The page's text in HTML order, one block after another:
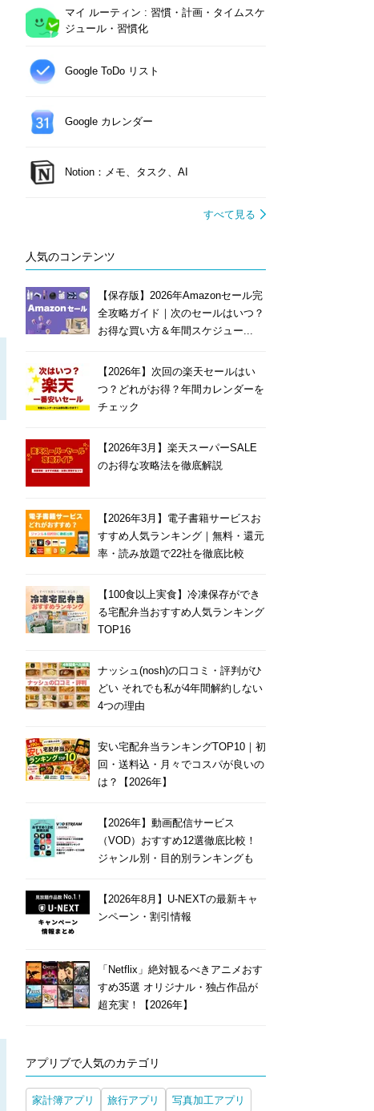
マイ ルーティン : 習慣・計画・タイムスケ
ジュール・習慣化
Google ToDo リスト
Google カレンダー
Notion：メモ、タスク、AI
すべて見る
人気のコンテンツ
【保存版】2026年Amazonセール完
全攻略ガイド｜次のセールはいつ？
お得な買い方＆年間スケジュー...
【2026年】次回の楽天セールはい
つ？どれがお得？年間カレンダーを
チェック
【2026年3月】楽天スーパーSALE
のお得な攻略法を徹底解説
【2026年3月】電子書籍サービスお
すすめ人気ランキング｜無料・還元
率・読み放題で22社を徹底比較
【100食以上実食】冷凍保存ができ
る宅配弁当おすすめ人気ランキング
TOP16
ナッシュ(nosh)の口コミ・評判がひ
どい それでも私が4年間解約しない
4つの理由
安い宅配弁当ランキングTOP10｜初
回・送料込・月々でコスパが良いの
は？【2026年】
【2026年】動画配信サービス
（VOD）おすすめ12選徹底比較！
ジャンル別・目的別ランキングも
【2026年8月】U-NEXTの最新キャ
ンペーン・割引情報
「Netflix」絶対観るべきアニメおす
すめ35選 オリジナル・独占作品が
超充実！【2026年】
アプリブで人気のカテゴリ
家計簿アプリ 旅行アプリ 写真加工アプリ